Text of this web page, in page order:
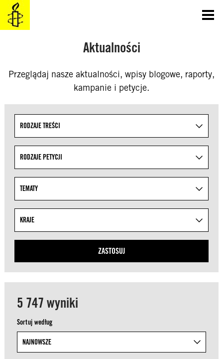
SKOCZ
DO
TREŚCI
Aktualności
Przeglądaj nasze aktualności, wpisy blogowe, raporty,
kampanie i petycje.
Uściślaj wyniki wyszukiwania, określając tematy z
RODZAJE TREŚCI
RODZAJE PETYCJI
TEMATY
KRAJE
ZASTOSUJ
5 747 wyniki
Sortuj według